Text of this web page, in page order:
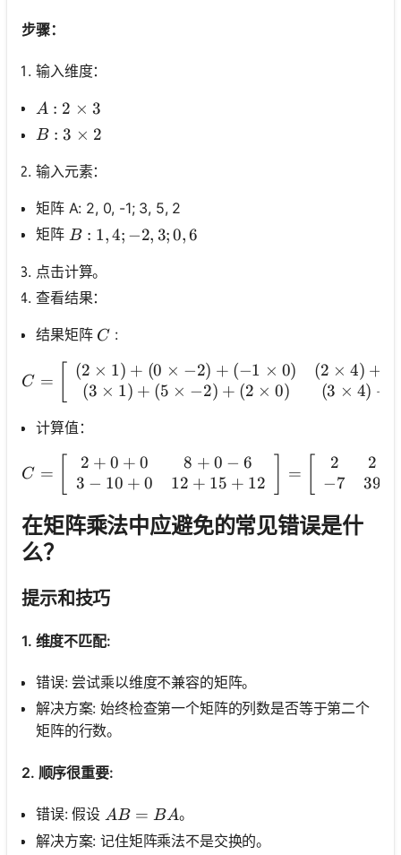
步骤：
输入维度：
A: 2 \times 3
A : 2 × 3
B: 3 \times 2
B : 3 × 2
输入元素：
矩阵 A: 2, 0, -1; 3, 5, 2
矩阵 B: 1,4 ;-2,3 ; 0,6
B : 1,4; −2, 3; 0,6
点击计算。
查看结果：
结果矩阵 C
C :
C =
(2 × 1) + (0 × −2) + (−1 × 0)
(3 × 1) + (5 × −2) + (2 × 0)
(2 × 4) +
(3 × 4) +
计算值：
C =
2 + 0 + 0
3 − 10 + 0
8 + 0 − 6
12 + 15 + 12
=
2
−7
2
39
在矩阵乘法中应避免的常见错误是什
么？
提示和技巧
1. 维度不匹配:
错误: 尝试乘以维度不兼容的矩阵。
解决方案: 始终检查第一个矩阵的列数是否等于第二个
矩阵的行数。
2. 顺序很重要:
错误: 假设 A B=B A
AB = BA。
解决方案: 记住矩阵乘法不是交换的。